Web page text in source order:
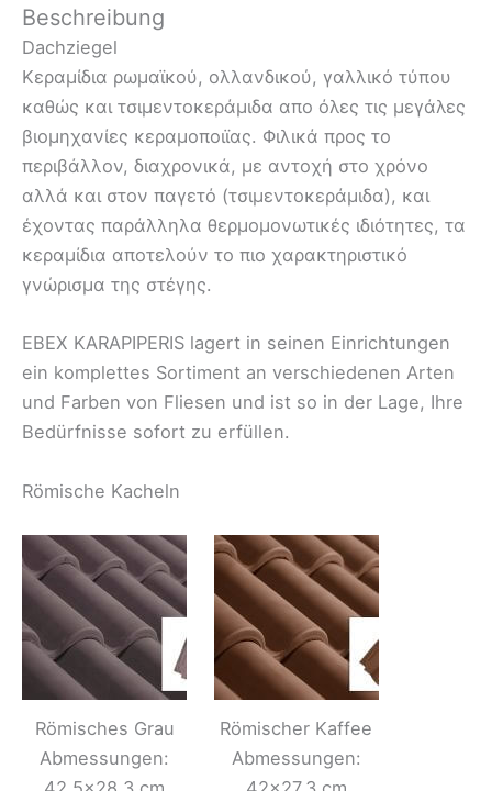
Beschreibung
Dachziegel
Κεραμίδια ρωμαϊκού, ολλανδικού, γαλλικό τύπου
καθώς και τσιμεντοκεράμιδα απο όλες τις μεγάλες
βιομηχανίες κεραμοποιϊας. Φιλικά προς το
περιβάλλον, διαχρονικά, με αντοχή στο χρόνο
αλλά και στον παγετό (τσιμεντοκεράμιδα), και
έχοντας παράλληλα θερμομονωτικές ιδιότητες, τα
κεραμίδια αποτελούν το πιο χαρακτηριστικό
γνώρισμα της στέγης.
EBEX KARAPIPERIS lagert in seinen Einrichtungen
ein komplettes Sortiment an verschiedenen Arten
und Farben von Fliesen und ist so in der Lage, Ihre
Bedürfnisse sofort zu erfüllen.
Römische Kacheln
Römisches Grau
Abmessungen:
Römischer Kaffee
Abmessungen: